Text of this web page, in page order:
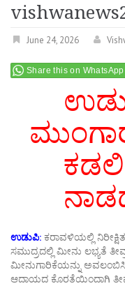
June 24, 2026
Share this on WhatsApp
ಉಡುಪಿ: ಕರಾವಳಿಯಲ್ಲಿ
ಸಮುದ್ರದಲ್ಲಿ ಮೀನು ಲಭ್ಯತೆ
ಮೀನುಗಾರಿಕೆಯನ್ನು
ಆದಾಯದ ಕೊರತೆಯಿಂದಾಗಿ ತೀವ್ರ